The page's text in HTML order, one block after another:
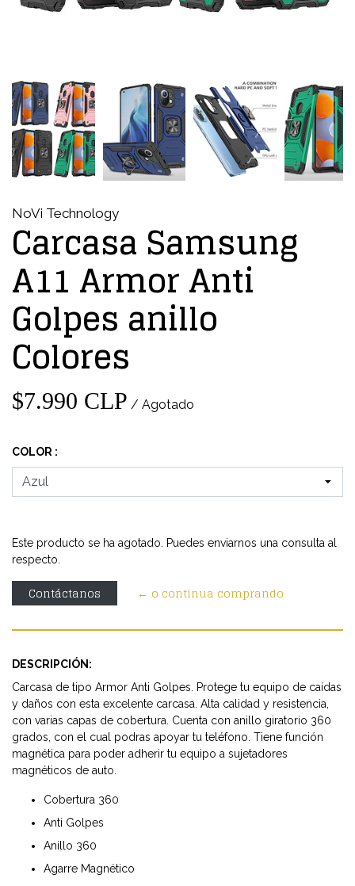
NoVi Technology
Carcasa Samsung
A11 Armor Anti
Golpes anillo
Colores
$7.990 CLP / Agotado
COLOR :
Este producto se ha agotado. Puedes enviarnos una consulta al
respecto.
Contáctanos ← o continua comprando
DESCRIPCIÓN:
Carcasa de tipo Armor Anti Golpes. Protege tu equipo de caídas
y daños con esta excelente carcasa. Alta calidad y resistencia,
con varias capas de cobertura. Cuenta con anillo giratorio 360
grados, con el cual podras apoyar tu teléfono. Tiene función
magnética para poder adherir tu equipo a sujetadores
magnéticos de auto.
Cobertura 360
Anti Golpes
Anillo 360
Agarre Magnético